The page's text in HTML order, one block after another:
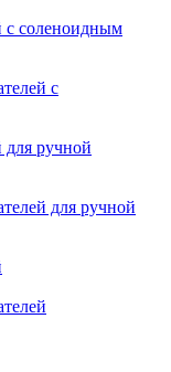
с соленоидным
с
ручной
для ручной